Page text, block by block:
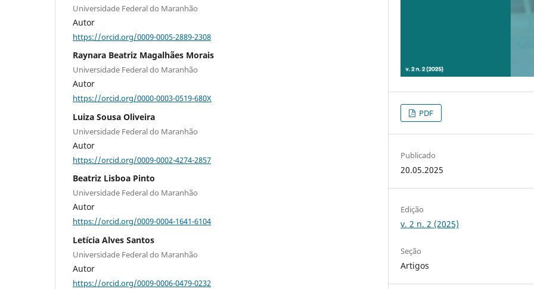
Universidade Federal do Maranhão
Autor
https://orcid.org/0009-0005-2889-2308
Raynara Beatriz Magalhães Morais
Universidade Federal do Maranhão
Autor
https://orcid.org/0000-0003-0519-680X
Luiza Sousa Oliveira
Universidade Federal do Maranhão
Autor
https://orcid.org/0009-0002-4274-2857
Beatriz Lisboa Pinto
Universidade Federal do Maranhão
Autor
https://orcid.org/0009-0004-1641-6104
Letícia Alves Santos
Universidade Federal do Maranhão
Autor
https://orcid.org/0009-0006-0479-0232
PDF
Publicado
20.05.2025
Edição
v. 2 n. 2 (2025)
Seção
Artigos